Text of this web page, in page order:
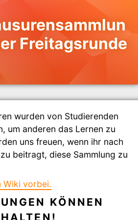
Freitagsrunde
wurden von Studierenden
um anderen das Lernen zu
uns freuen, wenn ihr nach
beitragt, diese Sammlung zu
Wiki vorbei.
KÖNNEN